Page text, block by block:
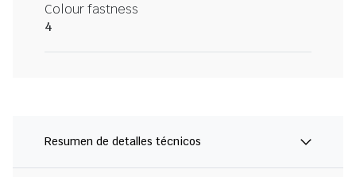
Colour fastness
4
Resumen de detalles técnicos